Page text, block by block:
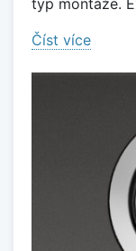
Číst více